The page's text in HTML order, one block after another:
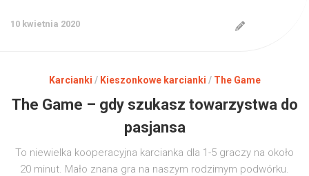
10 kwietnia 2020
Karcianki / Kieszonkowe karcianki / The Game
The Game – gdy szukasz towarzystwa do
pasjansa
To niewielka kooperacyjna karcianka dla 1-5 graczy na około
20 minut. Mało znana gra na naszym rodzimym podwórku.